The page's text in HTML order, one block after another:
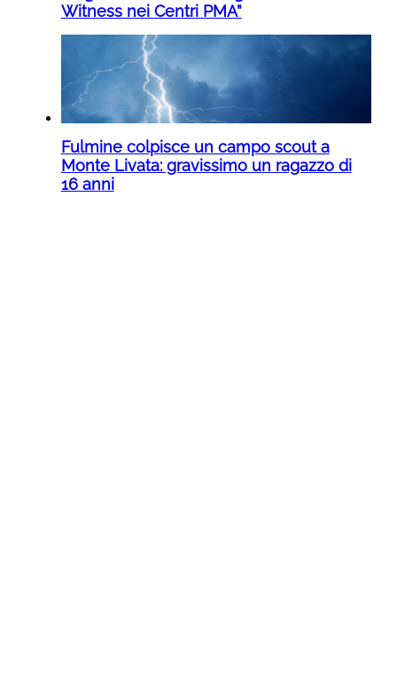
Witness nei Centri PMA”
Fulmine colpisce un campo scout a
Monte Livata: gravissimo un ragazzo di
16 anni